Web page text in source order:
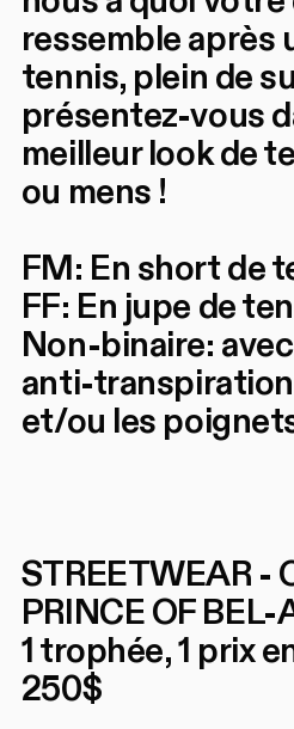
ressemble après
tennis, plein de
présentez-vous
meilleur look de
ou mens !
FM: En short de
FF: En jupe de
Non-binaire:
anti-
et/ou les
STREETWEAR -
PRINCE OF BEL-
1 trophée, 1 prix
250$